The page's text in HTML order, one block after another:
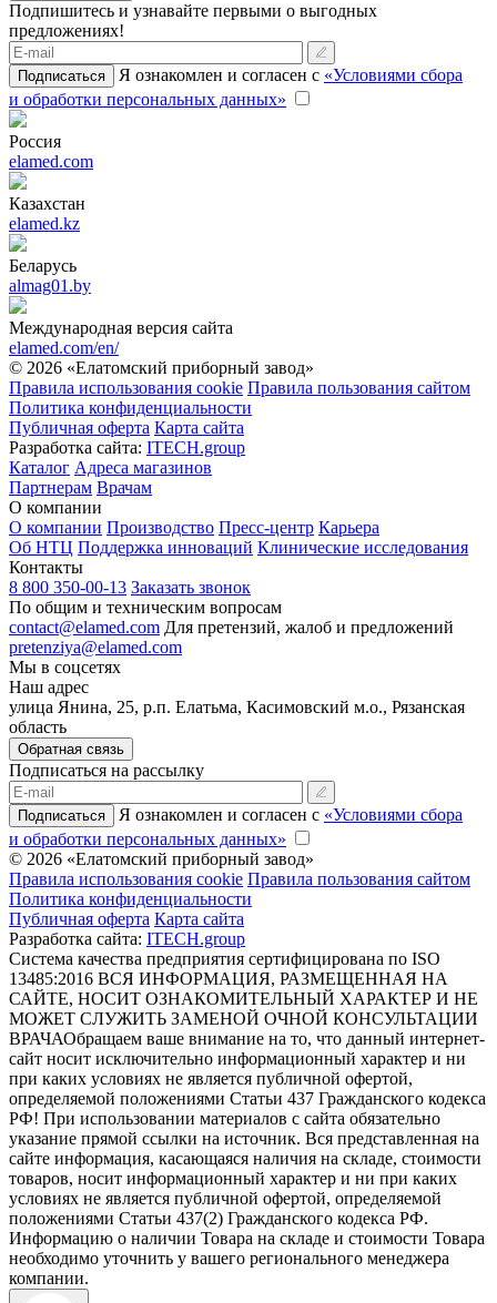
Подпишитесь и узнавайте первыми о выгодных
предложениях!
Подписаться Я ознакомлен и согласен с «Условиями сбора
и обработки персональных данных»
Россия
elamed.com
Казахстан
elamed.kz
Беларусь
almag01.by
Международная версия сайта
elamed.com/en/
© 2026 «Елатомский приборный завод»
Правила использования cookie Правила пользования сайтом
Политика конфиденциальности
Публичная оферта Карта сайта
Разработка сайта: ITECH.group
Каталог Адреса магазинов
Партнерам Врачам
О компании
О компании Производство Пресс-центр Карьера
Об НТЦ Поддержка инноваций Клинические исследования
Контакты
8 800 350-00-13 Заказать звонок
По общим и техническим вопросам
contact@elamed.com Для претензий, жалоб и предложений
pretenziya@elamed.com
Мы в соцсетях
Наш адрес
улица Янина, 25, р.п. Елатьма, Касимовский м.о., Рязанская
область
Обратная связь
Подписаться на рассылку
Подписаться Я ознакомлен и согласен с «Условиями сбора
и обработки персональных данных»
© 2026 «Елатомский приборный завод»
Правила использования cookie Правила пользования сайтом
Политика конфиденциальности
Публичная оферта Карта сайта
Разработка сайта: ITECH.group
Система качества предприятия сертифицирована по ISO
13485:2016 ВСЯ ИНФОРМАЦИЯ, РАЗМЕЩЕННАЯ НА
САЙТЕ, НОСИТ ОЗНАКОМИТЕЛЬНЫЙ ХАРАКТЕР И НЕ
МОЖЕТ СЛУЖИТЬ ЗАМЕНОЙ ОЧНОЙ КОНСУЛЬТАЦИИ
ВРАЧАОбращаем ваше внимание на то, что данный интернет-
сайт носит исключительно информационный характер и ни
при каких условиях не является публичной офертой,
определяемой положениями Статьи 437 Гражданского кодекса
РФ! При использовании материалов с сайта обязательно
указание прямой ссылки на источник. Вся представленная на
сайте информация, касающаяся наличия на складе, стоимости
товаров, носит информационный характер и ни при каких
условиях не является публичной офертой, определяемой
положениями Статьи 437(2) Гражданского кодекса РФ.
Информацию о наличии Товара на складе и стоимости Товара
необходимо уточнить у вашего регионального менеджера
компании.